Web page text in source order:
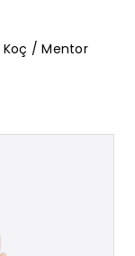
Koç / Mentor